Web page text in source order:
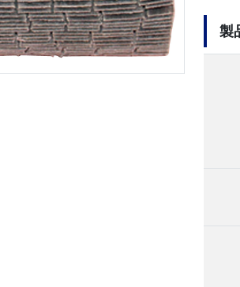
製